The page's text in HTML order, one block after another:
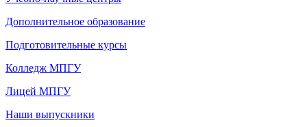
Дополнительное образование
Подготовительные курсы
Колледж МПГУ
Лицей МПГУ
Наши выпускники